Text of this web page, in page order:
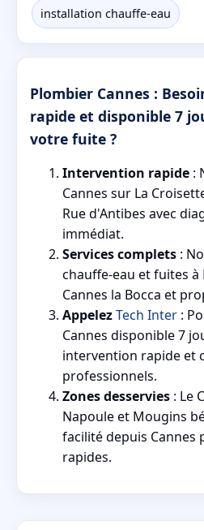
installation chauffe-eau
Plombier Cannes :
rapide et disponible 7
votre fuite ?
Intervention rapide :
Cannes sur La
Rue d'Antibes avec
immédiat.
Services complets :
chauffe-eau et fuites à
Cannes la Bocca et
AppelezTech Inter :
Cannes disponible 7
intervention rapide et
professionnels.
Zones desservies : Le
Napoule et Mougins
facilité depuis
rapides.